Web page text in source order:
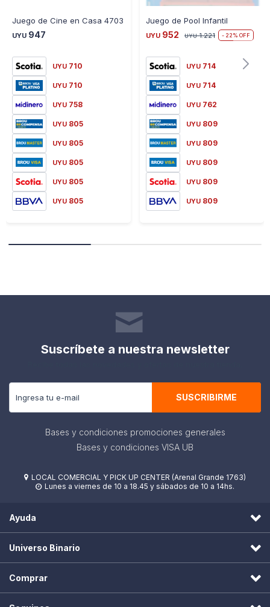
Juego de Cine en Casa 4703
UYU 947
UYU 710
UYU 710
UYU 758
UYU 805
UYU 805
UYU 805
UYU 805
UYU 805
Juego de Pool Infantil
UYU 952 UYU 1.221 22
UYU 714
UYU 714
UYU 762
UYU 809
UYU 809
UYU 809
UYU 809
UYU 809
Suscríbete a nuestra newsletter
SUSCRIBIRME
Bases y condiciones promociones generales
Bases y condiciones VISA UB
 LOCAL COMERCIAL Y PICK UP CENTER (Arenal Grande 1763)
 Lunes a viernes de 10 a 18.45 y sábados de 10 a 14hs.
Ayuda
Universo Binario
Comprar